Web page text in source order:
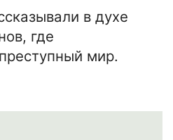
в духе
где
мир.